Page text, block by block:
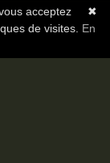
✖
acceptez
de visites. En